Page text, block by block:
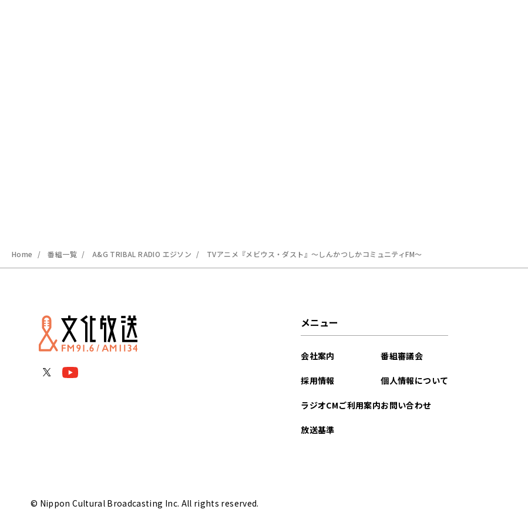
Home 番組一覧 A&G TRIBAL RADIO エジソン TVアニメ『メビウス・ダスト』〜しんかつしかコミュニティFM〜
メニュー
会社案内
採用情報
ラジオCMご利用案内
放送基準
番組審議会
個人情報について
お問い合わせ
© Nippon Cultural Broadcasting Inc. All rights reserved.